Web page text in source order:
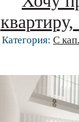
Категория: С